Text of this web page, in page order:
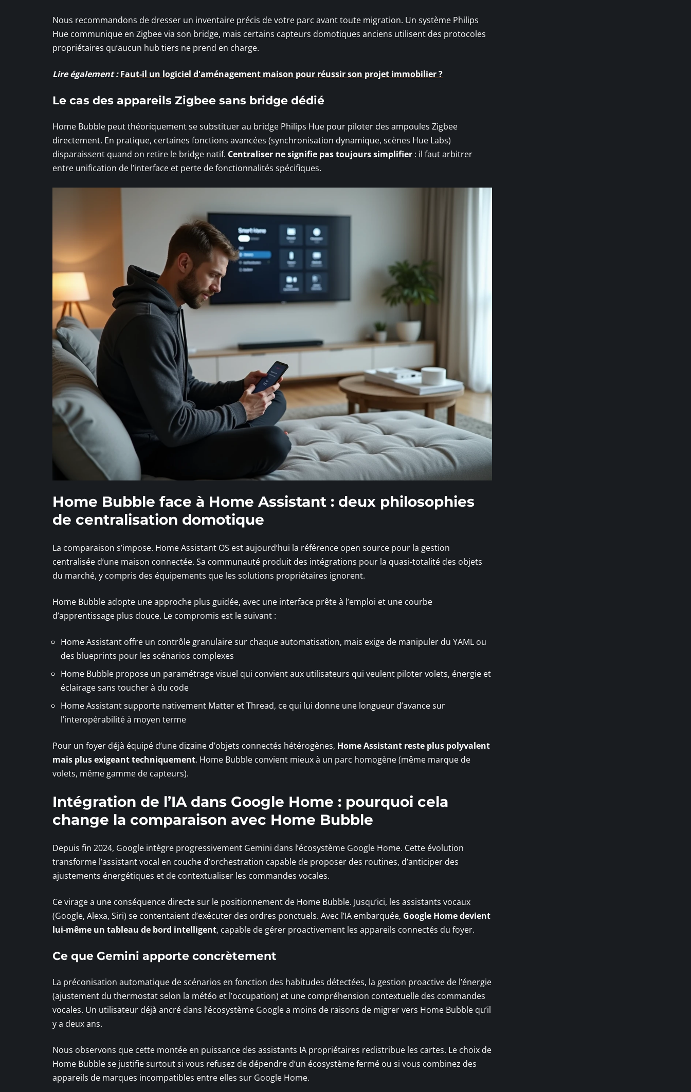
Nous recommandons de dresser un inventaire précis de votre parc avant toute migration. Un système Philips
Hue communique en Zigbee via son bridge, mais certains capteurs domotiques anciens utilisent des protocoles
propriétaires qu’aucun hub tiers ne prend en charge.
Lire également : Faut-il un logiciel d'aménagement maison pour réussir son projet immobilier ?
Le cas des appareils Zigbee sans bridge dédié
Home Bubble peut théoriquement se substituer au bridge Philips Hue pour piloter des ampoules Zigbee
directement. En pratique, certaines fonctions avancées (synchronisation dynamique, scènes Hue Labs)
disparaissent quand on retire le bridge natif. Centraliser ne signifie pas toujours simplifier : il faut arbitrer
entre unification de l’interface et perte de fonctionnalités spécifiques.
Home Bubble face à Home Assistant : deux philosophies
de centralisation domotique
La comparaison s’impose. Home Assistant OS est aujourd’hui la référence open source pour la gestion
centralisée d’une maison connectée. Sa communauté produit des intégrations pour la quasi-totalité des objets
du marché, y compris des équipements que les solutions propriétaires ignorent.
Home Bubble adopte une approche plus guidée, avec une interface prête à l’emploi et une courbe
d’apprentissage plus douce. Le compromis est le suivant :
Home Assistant offre un contrôle granulaire sur chaque automatisation, mais exige de manipuler du YAML ou
des blueprints pour les scénarios complexes
Home Bubble propose un paramétrage visuel qui convient aux utilisateurs qui veulent piloter volets, énergie et
éclairage sans toucher à du code
Home Assistant supporte nativement Matter et Thread, ce qui lui donne une longueur d’avance sur
l’interopérabilité à moyen terme
Pour un foyer déjà équipé d’une dizaine d’objets connectés hétérogènes, Home Assistant reste plus polyvalent
mais plus exigeant techniquement. Home Bubble convient mieux à un parc homogène (même marque de
volets, même gamme de capteurs).
Intégration de l’IA dans Google Home : pourquoi cela
change la comparaison avec Home Bubble
Depuis fin 2024, Google intègre progressivement Gemini dans l’écosystème Google Home. Cette évolution
transforme l’assistant vocal en couche d’orchestration capable de proposer des routines, d’anticiper des
ajustements énergétiques et de contextualiser les commandes vocales.
Ce virage a une conséquence directe sur le positionnement de Home Bubble. Jusqu’ici, les assistants vocaux
(Google, Alexa, Siri) se contentaient d’exécuter des ordres ponctuels. Avec l’IA embarquée, Google Home devient
lui-même un tableau de bord intelligent, capable de gérer proactivement les appareils connectés du foyer.
Ce que Gemini apporte concrètement
La préconisation automatique de scénarios en fonction des habitudes détectées, la gestion proactive de l’énergie
(ajustement du thermostat selon la météo et l’occupation) et une compréhension contextuelle des commandes
vocales. Un utilisateur déjà ancré dans l’écosystème Google a moins de raisons de migrer vers Home Bubble qu’il
y a deux ans.
Nous observons que cette montée en puissance des assistants IA propriétaires redistribue les cartes. Le choix de
Home Bubble se justifie surtout si vous refusez de dépendre d’un écosystème fermé ou si vous combinez des
appareils de marques incompatibles entre elles sur Google Home.